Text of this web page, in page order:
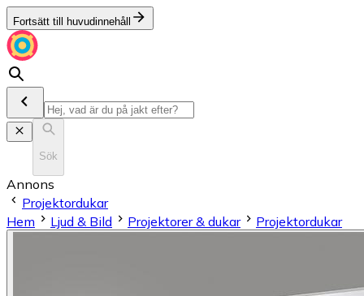
Fortsätt till huvudinnehåll
Sök
Annons
Projektordukar
Hem
Ljud & Bild Projektorer & dukar Projektordukar